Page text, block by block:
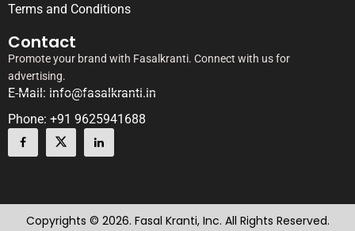
Terms and Conditions
Contact
Promote your brand with Fasalkranti. Connect with us for
advertising.
E-Mail: info@fasalkranti.in
Phone: +91 9625941688
Copyrights © 2026. Fasal Kranti, Inc. All Rights Reserved.